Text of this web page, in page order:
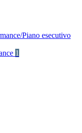
Piano esecutivo
1